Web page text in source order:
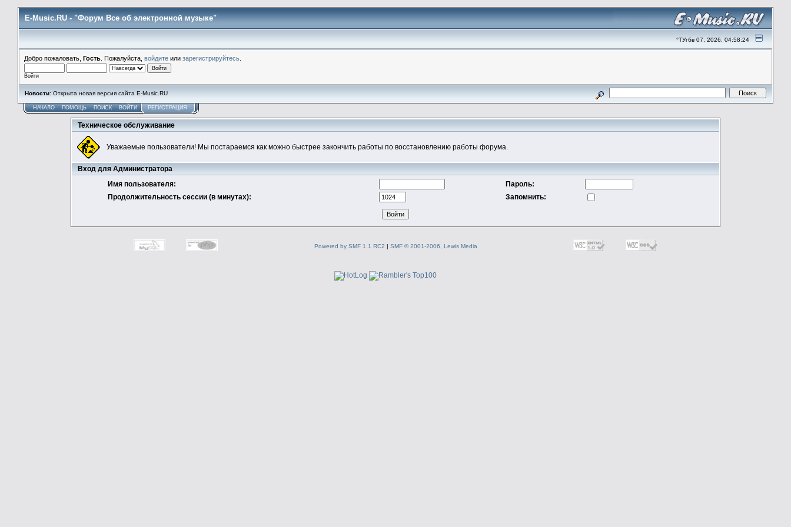
E-Music.RU - "Форум Все об электронной музыке"
°ТУгбв 07, 2026, 04:58:24
Добро пожаловать, Гость . Пожалуйста, войдите или зарегистрируйтесь
Войти
Новости: Открыта новая версия сайта E-Music.RU
НАЧАЛО ПОМОЩЬ ПОИСК ВОЙТИ РЕГИСТРАЦИЯ
Техническое обслуживание
Уважаемые пользователи! Мы постараемся как можно быстрее закончить работы по восстановлению работы форума.
Вход для Администратора
Имя пользователя:
Пароль:
Продолжительность сессии (в минутах):
Запомнить:
Powered by SMF 1.1 RC2 | SMF © 2001-2006, Lewis Media